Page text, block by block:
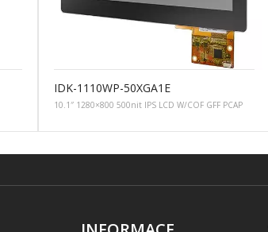
IDK-1110WP-50XGA1E
10.1″ 1280×800 500nit IPS LCD W/COF GFF PCAP